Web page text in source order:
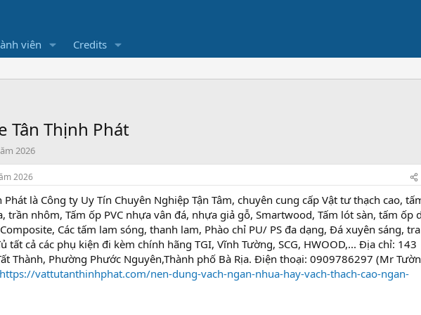
viên Credits
Tân Thịnh Phát
2026
2026
Phát là Công ty Uy Tín Chuyên Nghiệp Tận Tâm, chuyên cung cấp Vật tư thạch cao,
trần nhôm, Tấm ốp PVC nhựa vân đá, nhựa giả gỗ, Smartwood, Tấm lót sàn, tấm ốp
Các tấm lam sóng, thanh lam, Phào chỉ PU/ PS đa dạng, Đá xuyên sáng,
tất cả các phụ kiện đi kèm chính hãng TGI, Vĩnh Tường, SCG, HWOOD,... Địa chỉ: 143
Thành, Phường Phước Nguyên,Thành phố Bà Rịa. Điện thoại: 0909786297 (Mr
https://vattutanthinhphat.com/nen-dung-vach-ngan-nhua-hay-vach-thach-cao-ngan-